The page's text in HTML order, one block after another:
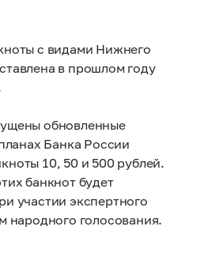
с видами Нижнего
в прошлом году
обновленные
Банка России
10, 50 и 500 рублей.
банкнот будет
участии экспертного
народного голосования.